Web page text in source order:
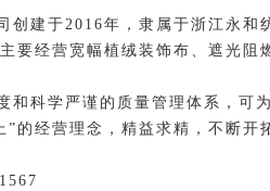
创建于2016年，隶属于浙江永
要经营宽幅植绒装饰布、遮光阻
和科学严谨的质量管理体系，可
的经营理念，精益求精，不断开